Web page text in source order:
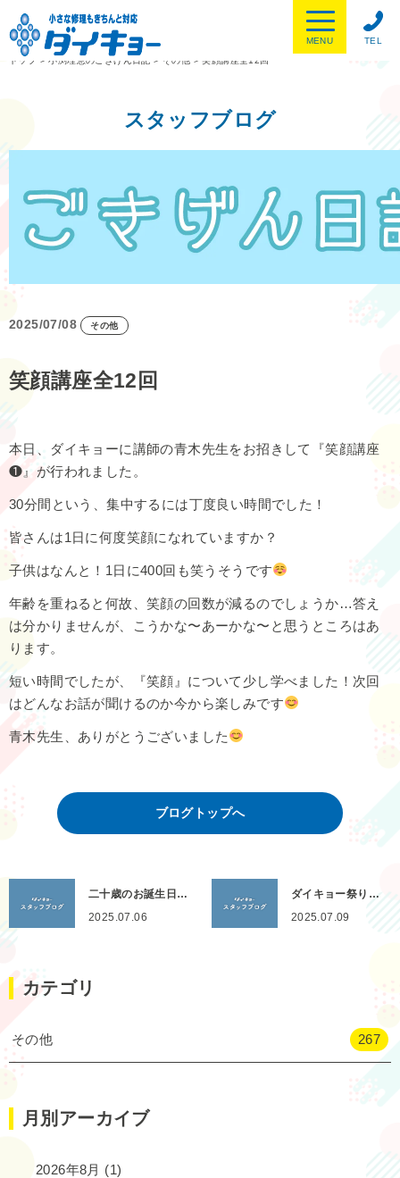
TEL
MENU
トップ
>小渕理恵のごきげん日記 > その他 > 笑顔講座全12回
スタッフブログ
2025/07/08 その他
笑顔講座全12回
本日、ダイキョーに講師の青木先生をお招きして『笑顔講座
❶』が行われました。
30分間という、集中するには丁度良い時間でした！
皆さんは1日に何度笑顔になれていますか？
子供はなんと！1日に400回も笑うそうです
年齢を重ねると何故、笑顔の回数が減るのでしょうか…答え
は分かりませんが、こうかな〜あーかな〜と思うところはあ
ります。
短い時間でしたが、『笑顔』について少し学べました！次回
はどんなお話が聞けるのか今から楽しみです
青木先生、ありがとうございました
ブログトップへ
二十歳のお誕生日…
2025.07.06
ダイキョー祭り…
2025.07.09
カテゴリ
その他 267
月別アーカイブ
2026年8月 (1)